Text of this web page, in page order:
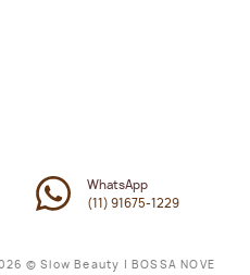
WhatsApp
(11) 91675-1229
© Slow Beauty | BOSSA NOVE